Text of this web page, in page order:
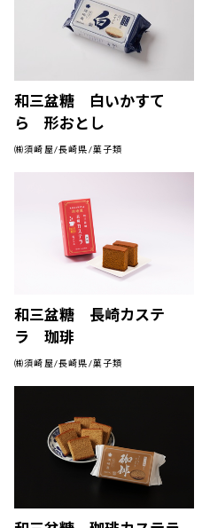
和三盆糖 白いかすて
ら 形おとし
㈱須崎屋/長崎県/菓子類
和三盆糖 長崎カステ
ラ 珈琲
㈱須崎屋/長崎県/菓子類